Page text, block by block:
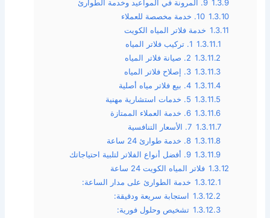
1.3.9 9. المرونة في المواعيد وخدمة الطوارئ
1.3.10 10. خدمة مخصصة للعملاء
1.3.11 خدمة فلاتر المياه الكويت
1.3.11.1 1. تركيب فلاتر المياه
1.3.11.2 2. صيانة فلاتر المياه
1.3.11.3 3. إصلاح فلاتر المياه
1.3.11.4 4. بيع فلاتر مياه أصلية
1.3.11.5 5. خدمات استشارية مهنية
1.3.11.6 6. خدمة العملاء الممتازة
1.3.11.7 7. الأسعار التنافسية
1.3.11.8 8. خدمة طوارئ 24 ساعة
1.3.11.9 9. أفضل أنواع الفلاتر لتلبية احتياجاتك
1.3.12 فلاتر المياه الكويت 24 ساعة
1.3.12.1 خدمة الطوارئ على مدار الساعة:
1.3.12.2 استجابة سريعة ودقيقة:
1.3.12.3 تشخيص وحلول فورية: